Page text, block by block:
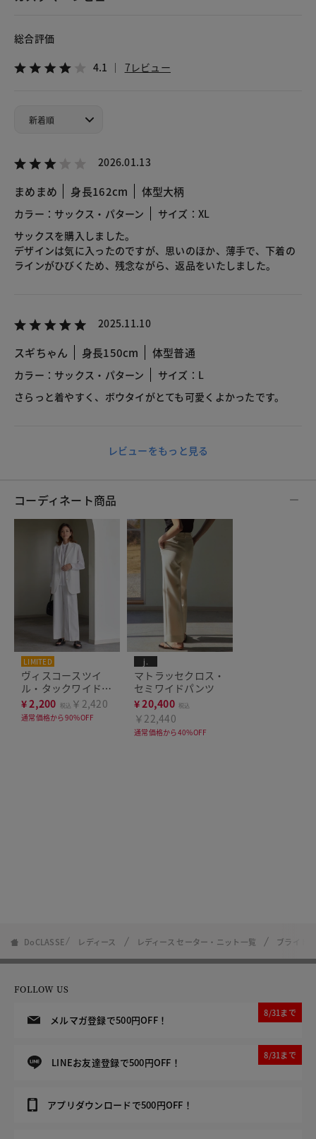
総合評価
4.1 7レビュー
2026.01.13
まめまめ 身長162cm 体型大柄
カラー：サックス・パターン
サイズ：XL
サックスを購入しました。
デザインは気に入ったのですが、思いのほか、薄手で、下着の
ラインがひびくため、残念ながら、返品をいたしました。
2025.11.10
スギちゃん 身長150cm 体型普通
カラー：サックス・パターン
サイズ：L
さらっと着やすく、ボウタイがとても可愛くよかったです。
レビューをもっと見る
コーディネート商品
LIMITED
THE CLASSE
ヴィスコースツイ
ル・タックワイドパ
ンツ
¥2,200 税込 ￥2,420
通常価格から90%OFF
j.
マトラッセクロス・
セミワイドパンツ
¥20,400 税込
￥22,440
通常価格から40%OFF
DoCLASSE レディース レディース セーター・ニット一覧 ブライト
FOLLOW US
メルマガ登録で500円OFF！
8/31まで
LINEお友達登録で500円OFF！
8/31まで
アプリダウンロードで500円OFF！